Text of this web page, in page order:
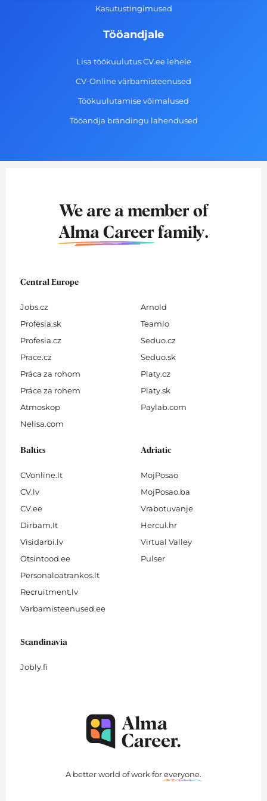
Kasutustingimused
Tööandjale
Lisa töökuulutus CV.ee lehele
CV-Online värbamisteenused
Töökuulutamise võimalused
Tööandja brändingu lahendused
We are a member of
Alma Career family.
Central Europe
Jobs.cz
Profesia.sk
Profesia.cz
Prace.cz
Práca za rohom
Práce za rohem
Atmoskop
Nelisa.com
Arnold
Teamio
Seduo.cz
Seduo.sk
Platy.cz
Platy.sk
Paylab.com
Baltics
CVonline.lt
CV.lv
CV.ee
Dirbam.It
Visidarbi.lv
Otsintood.ee
Personaloatrankos.lt
Recruitment.lv
Varbamisteenused.ee
Adriatic
MojPosao
MojPosao.ba
Vrabotuvanje
Hercul.hr
Virtual Valley
Pulser
Scandinavia
Jobly.fi
A better world of work foreveryone.